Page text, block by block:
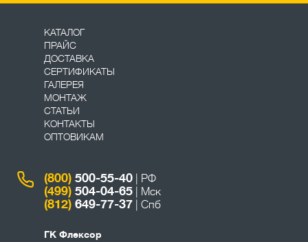
КАТАЛОГ
ПРАЙС
ДОСТАВКА
СЕРТИФИКАТЫ
ГАЛЕРЕЯ
МОНТАЖ
СТАТЬИ
КОНТАКТЫ
ОПТОВИКАМ
(800) 500-55-40 | РФ
(499) 504-04-65 | Мск
(812) 649-77-37 | Спб
ГК Флексор